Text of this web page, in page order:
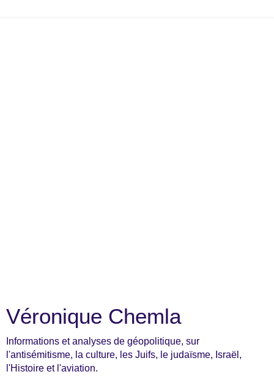
Véronique Chemla
Informations et analyses de géopolitique, sur
l'antisémitisme, la culture, les Juifs, le judaïsme, Israël,
l'Histoire et l'aviation.